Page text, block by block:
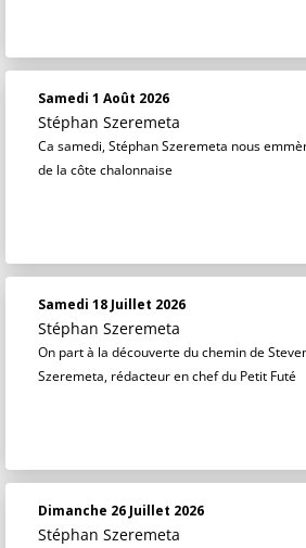
Samedi 1 Août 2026
Stéphan Szeremeta
Ca samedi, Stéphan Szeremeta nous
de la côte chalonnaise
Samedi 18 Juillet 2026
Stéphan Szeremeta
On part à la découverte du chemin de
Szeremeta, rédacteur en chef du Petit Futé
Dimanche 26 Juillet 2026
Stéphan Szeremeta